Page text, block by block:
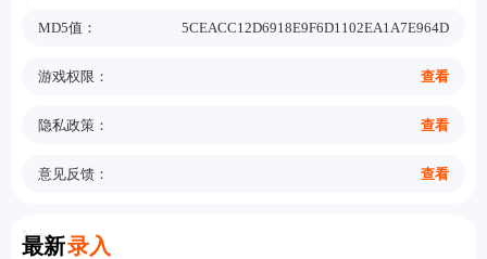
MD5值： 5CEACC12D6918E9F6D1102EA1A7E964D
游戏权限： 查看
隐私政策： 查看
意见反馈： 查看
最新录入
New